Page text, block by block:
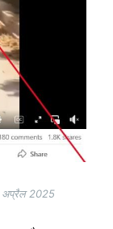
अप्रैल 2025